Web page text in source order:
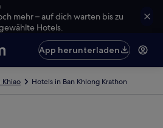
mehr – auf dich warten bis zu
Hotels.
App herunterladen
Khiao Hotels in Ban Khlong Krathon